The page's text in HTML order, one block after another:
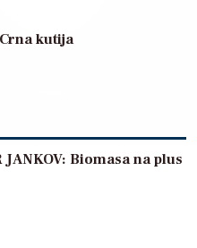
kutija
JANKOV: Biomasa na plus